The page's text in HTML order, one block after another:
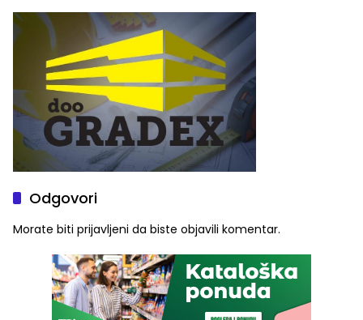
služba građanima
Odgovori
Morate biti prijavljeni da biste objavili komentar.